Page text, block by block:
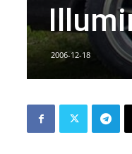
2006-12-18